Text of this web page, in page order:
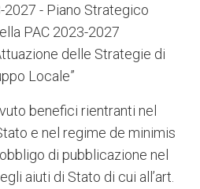
2027 - Piano Strategico
PAC 2023-2027
delle Strategie di
Locale”
benefici rientranti nel
e nel regime de minimis
di pubblicazione nel
aiuti di Stato di cui all’art.